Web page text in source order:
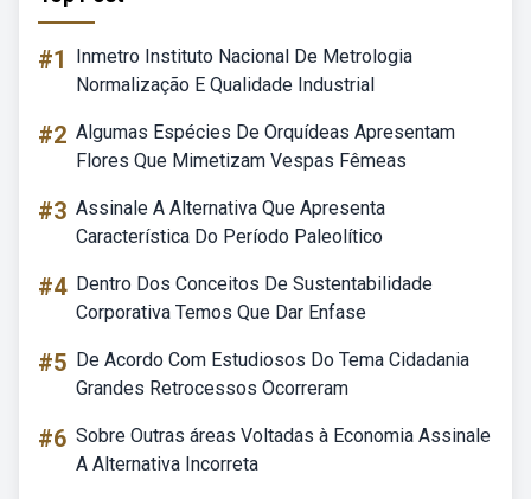
#1
Inmetro Instituto Nacional De Metrologia
Normalização E Qualidade Industrial
#2 Algumas Espécies De Orquídeas Apresentam
Flores Que Mimetizam Vespas Fêmeas
#3 Assinale A Alternativa Que Apresenta
Característica Do Período Paleolítico
#4 Dentro Dos Conceitos De Sustentabilidade
Corporativa Temos Que Dar Enfase
#5 De Acordo Com Estudiosos Do Tema Cidadania
Grandes Retrocessos Ocorreram
#6 Sobre Outras áreas Voltadas à Economia Assinale
A Alternativa Incorreta